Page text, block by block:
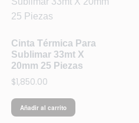
Cinta Térmica Para
Sublimar 33mt X
20mm 25 Piezas
$1,850.00
Añadir al carrito